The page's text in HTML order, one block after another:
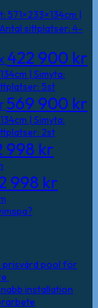
571×233×134cm |
sittplatser: 4-
422 900 kr
| Simyta:
5st
569 900 kr
| Simyta:
2st
998 kr
998 kr
prisvärd pool för
installation